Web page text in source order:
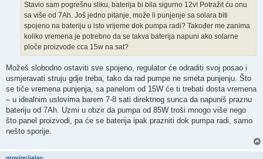
Stavio sam pogrešnu sliku, baterija bi bila sigurno 12v! Potražit ću onu
sa više od 7Ah. Još jedno pitanje, može li punjenje sa solara biti
spojeno na bateriju u isto vrijeme dok pumpa radi? Također me zanima
koliko vremena je potrebno da se takva baterija napuni ako solarne
ploče proizvode cca 15w na sat?
Možeš slobodno ostaviti sve spojeno, regulator će odraditi svoj posao i
usmjeravati struju gdje treba, tako da rad pumpe ne smeta punjenju. Što
se tiče vremena punjenja, sa panelom od 15W će ti trebati dosta vremena
– u idealnim uslovima barem 7-8 sati direktnog sunca da napuniš praznu
bateriju od 7Ah. Uzmi u obzir da pumpa od 85W troši mnogo više nego
što panel proizvodi, pa će se baterija ipak prazniti dok pumpa radi, samo
nešto sporije.